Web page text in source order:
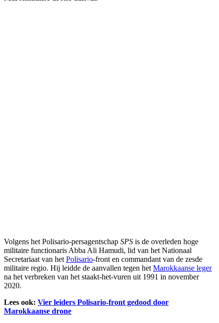
Volgens het Polisario-persagentschap SPS is de overleden hoge
militaire functionaris Abba Ali Hamudi, lid van het Nationaal
Secretariaat van het Polisario-front en commandant van de zesde
militaire regio. Hij leidde de aanvallen tegen het Marokkaanse leger
na het verbreken van het staakt-het-vuren uit 1991 in november
2020.
Lees ook: Vier leiders Polisario-front gedood door
Marokkaanse drone